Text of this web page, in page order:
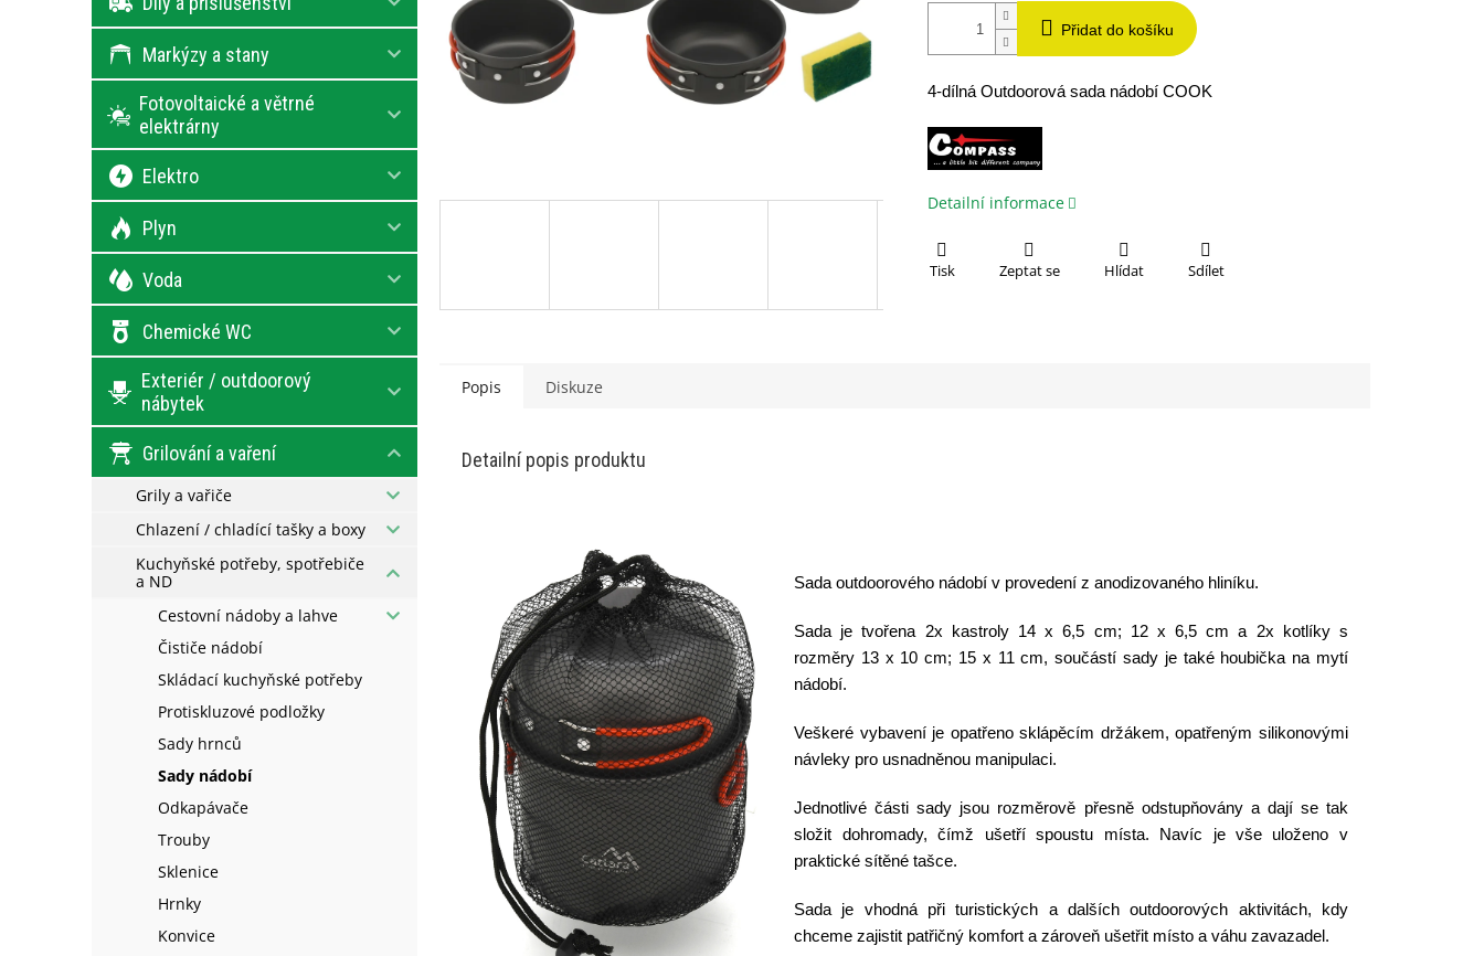
Markýzy a stany
Fotovoltaické a větrné
elektrárny
Elektro
Plyn
Voda
Chemické WC
Exteriér / outdoorový
nábytek
Grilování a vaření
Grily a vařiče
Chlazení / chladící tašky a boxy
Kuchyňské potřeby, spotřebiče
a ND
Cestovní nádoby a lahve
Čističe nádobí
Skládací kuchyňské potřeby
Protiskluzové podložky
Sady hrnců
Sady nádobí
Odkapávače
Trouby
Sklenice
Hrnky
Konvice
Přidat do košíku
4-dílná Outdoorová sada nádobí COOK
Detailní informace
Tisk Zeptat se Hlídat Sdílet
Popis Diskuze
Detailní popis produktu
Sada outdoorového nádobí v provedení z anodizovaného hliníku.
Sada je tvořena 2x kastroly 14 x 6,5 cm; 12 x 6,5 cm a 2x kotlíky s
rozměry 13 x 10 cm; 15 x 11 cm, součástí sady je také houbička na mytí
nádobí.
Veškeré vybavení je opatřeno sklápěcím držákem, opatřeným silikonovými
návleky pro usnadněnou manipulaci.
Jednotlivé části sady jsou rozměrově přesně odstupňovány a dají se tak
složit dohromady, čímž ušetří spoustu místa. Navíc je vše uloženo v
praktické sítěné tašce.
Sada je vhodná při turistických a dalších outdoorových aktivitách, kdy
chceme zajistit patřičný komfort a zároveň ušetřit místo a váhu zavazadel.